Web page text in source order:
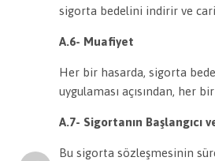
sigorta bedelini indirir ve
A.6- Muafiyet
Her bir hasarda, sigorta
uygulaması açısından, her
A.7- Sigortanın Başlangıcı
Bu sigorta sözleşmesinin